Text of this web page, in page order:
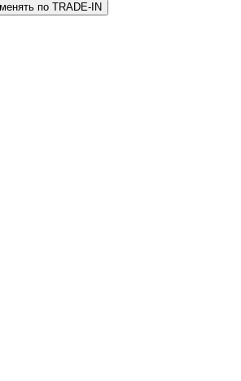
по TRADE-IN